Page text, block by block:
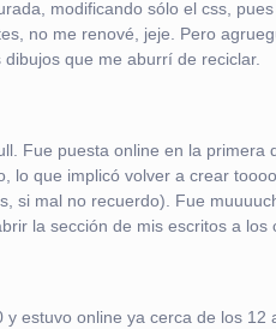
modificando sólo el css,
no me renové, jeje. Pero
que me aburrí de reciclar.
Fue puesta online en la
lo que implicó volver a crear
si mal no recuerdo). Fue
la sección de mis escritos a
y estuvo online ya cerca de los